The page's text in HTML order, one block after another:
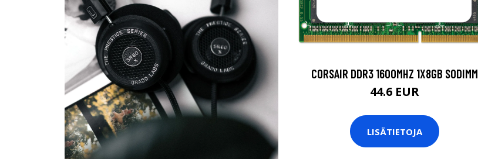
CORSAIR DDR3 1600MHZ 1X8GB SODIMM
44.6 EUR
LISÄTIETOJA